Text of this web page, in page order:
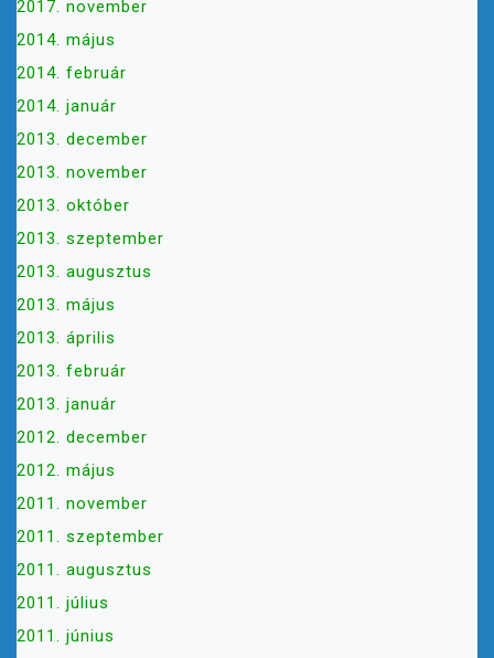
2017. november
2014. május
2014. február
2014. január
2013. december
2013. november
2013. október
2013. szeptember
2013. augusztus
2013. május
2013. április
2013. február
2013. január
2012. december
2012. május
2011. november
2011. szeptember
2011. augusztus
2011. július
2011. június